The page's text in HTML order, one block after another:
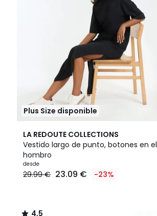
Plus Size disponible
LA REDOUTE COLLECTIONS
Vestido largo de punto, botones en el
hombro
desde
29.99 € 23.09 € -23%
4,5
/ 5
2
Colores
4,5